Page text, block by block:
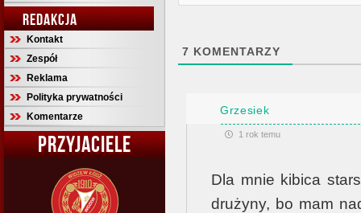
REDAKCJA
Kontakt
Zespół
Reklama
Polityka prywatności
Komentarze
PRZYJACIELE
7 KOMENTARZY
Grzesiek
1 rok temu
Dla mnie kibica
drużyny, bo mam